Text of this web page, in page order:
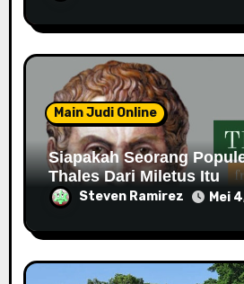
Main Judi Online
Siapakah Seorang
Thales Dari Miletus Itu
Steven Ramirez Mei